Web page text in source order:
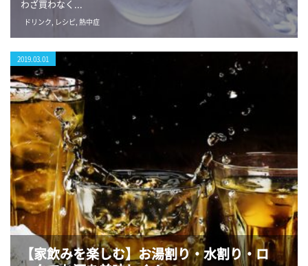
わざ買わなく...
ドリンク レシピ 熱中症
2019.03.01
【家飲みを楽しむ】お湯割り・水割り・ロ